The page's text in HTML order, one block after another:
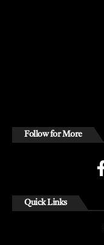
Follow for More
Quick Links